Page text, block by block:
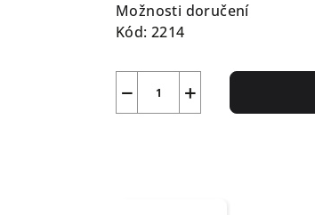
Možnosti doručení
Kód: 2214
+
−